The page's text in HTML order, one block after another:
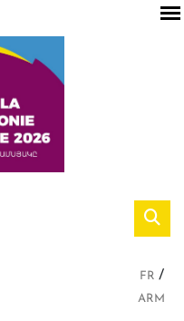
FR
ARM